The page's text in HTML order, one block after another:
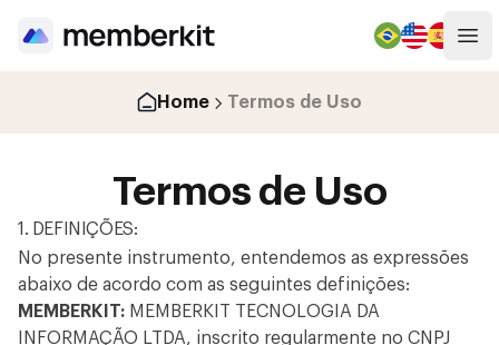
Home Termos de Uso
Termos de Uso
1. DEFINIÇÕES:
No presente instrumento, entendemos as expressões
abaixo de acordo com as seguintes definições:
MEMBERKIT: MEMBERKIT TECNOLOGIA DA
INFORMAÇÃO LTDA, inscrito regularmente no CNPJ